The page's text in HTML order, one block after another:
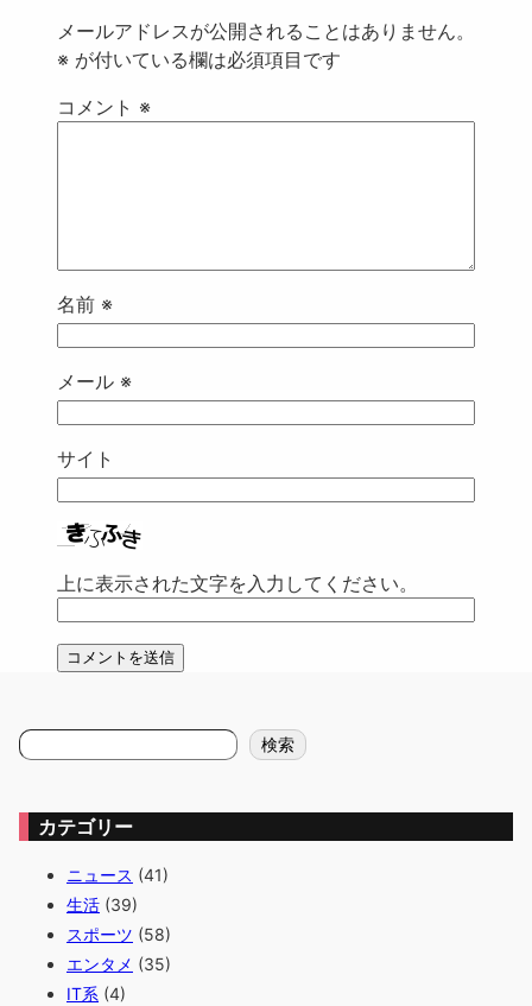
メールアドレスが公開されることはありません。
※ が付いている欄は必須項目です
コメント ※
名前 ※
メール ※
サイト
上に表示された文字を入力してください。
検
索
検索
カテゴリー
ニュース (41)
生活 (39)
スポーツ (58)
エンタメ (35)
IT系 (4)